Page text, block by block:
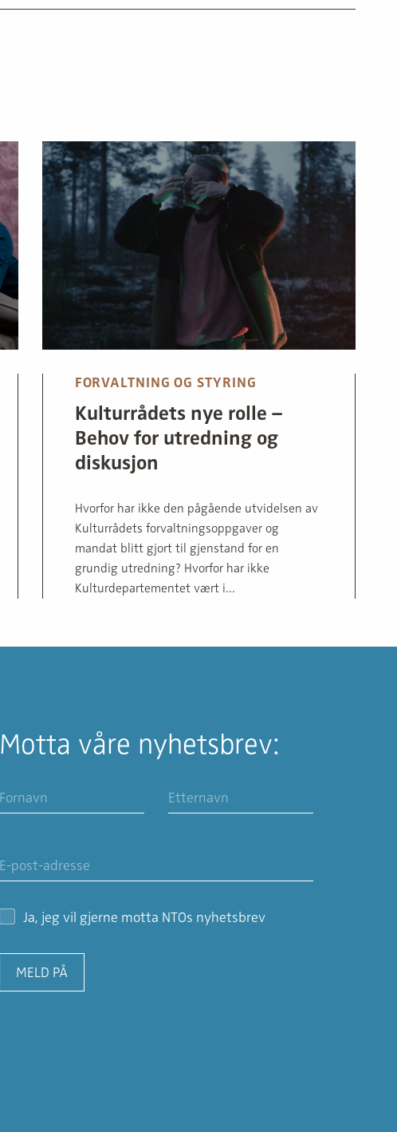
FORVALTNING OG STYRING
Kulturrådets nye rolle –
Behov for utredning og
diskusjon
Hvorfor har ikke den pågående utvidelsen av
Kulturrådets forvaltningsoppgaver og
mandat blitt gjort til gjenstand for en
grundig utredning? Hvorfor har ikke
Kulturdepartementet vært i...
Motta våre nyhetsbrev:
Ja, jeg vil gjerne motta NTOs nyhetsbrev
MELD PÅ